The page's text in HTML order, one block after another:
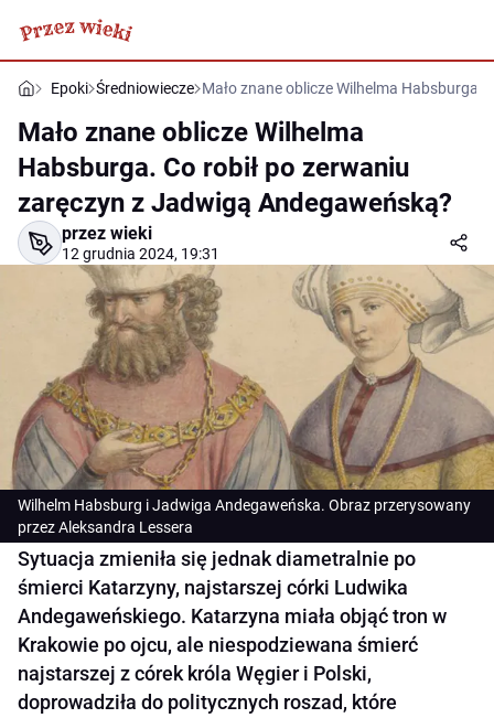
Epoki Średniowiecze Mało znane oblicze Wilhelma
Mało znane oblicze Wilhelma
Habsburga. Co robił po zerwaniu
zaręczyn z Jadwigą Andegaweńską?
przez wieki
12 grudnia 2024, 19:31
Wilhelm Habsburg i Jadwiga Andegaweńska. Obraz przerysowany
przez Aleksandra Lessera
Sytuacja zmieniła się jednak diametralnie po
śmierci Katarzyny, najstarszej córki Ludwika
Andegaweńskiego. Katarzyna miała objąć tron w
Krakowie po ojcu, ale niespodziewana śmierć
najstarszej z córek króla Węgier i Polski,
doprowadziła do politycznych roszad, które